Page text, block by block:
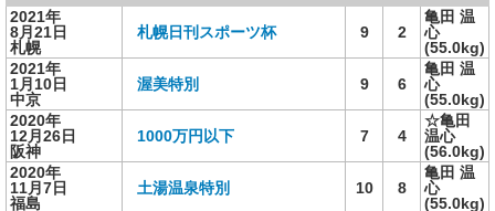
2021年
8月21日
札幌
札幌日刊スポーツ杯 9 2
亀田 温
心
(55.0kg)
2021年
1月10日
中京
渥美特別 9 6
亀田 温
心
(55.0kg)
2020年
12月26日
阪神
1000万円以下 7 4
☆亀田
温心
(56.0kg)
2020年
11月7日
福島
土湯温泉特別 10 8
亀田 温
心
(55.0kg)